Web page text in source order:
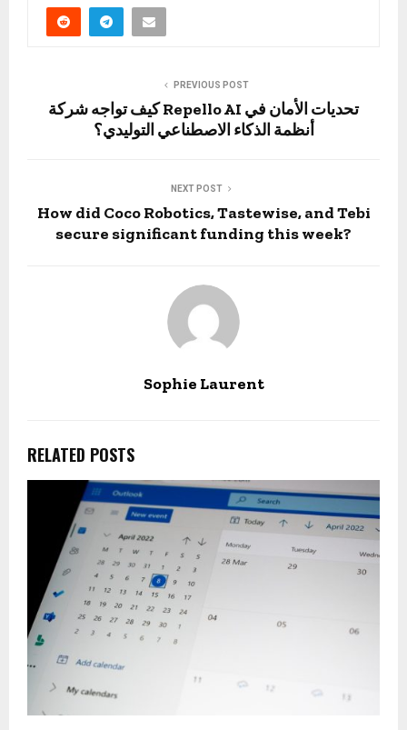
PREVIOUS POST
كيف تواجه شركة Repello AI تحديات الأمان في
أنظمة الذكاء الاصطناعي التوليدي؟
NEXT POST
How did Coco Robotics, Tastewise, and Tebi
secure significant funding this week?
Sophie Laurent
RELATED POSTS